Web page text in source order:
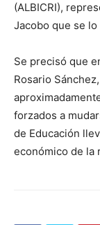
(ALBICRI),
Jacobo que se lo
Se precisó que
Rosario
forzados a
de Educación
económico de la